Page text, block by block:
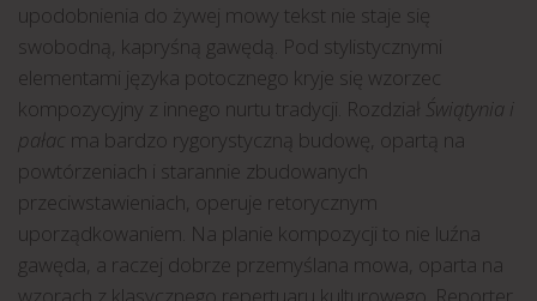
upodobnienia do żywej mowy tekst nie staje się
swobodną, kapryśną gawędą. Pod stylistycznymi
elementami języka potocznego kryje się wzorzec
kompozycyjny z innego nurtu tradycji. Rozdział Świątynia i
pałac ma bardzo rygorystyczną budowę, opartą na
powtórzeniach i starannie zbudowanych
przeciwstawieniach, operuje retorycznym
uporządkowaniem. Na planie kompozycji to nie luźna
gawęda, a raczej dobrze przemyślana mowa, oparta na